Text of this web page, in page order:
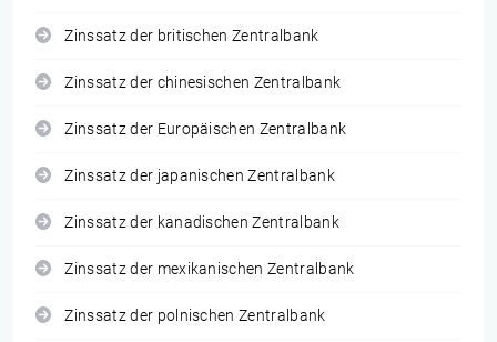
Zinssatz der britischen Zentralbank
Zinssatz der chinesischen Zentralbank
Zinssatz der Europäischen Zentralbank
Zinssatz der japanischen Zentralbank
Zinssatz der kanadischen Zentralbank
Zinssatz der mexikanischen Zentralbank
Zinssatz der polnischen Zentralbank